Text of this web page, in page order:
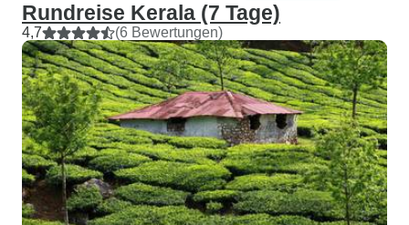
Rundreise Kerala (7 Tage)
4,7 (6 Bewertungen)